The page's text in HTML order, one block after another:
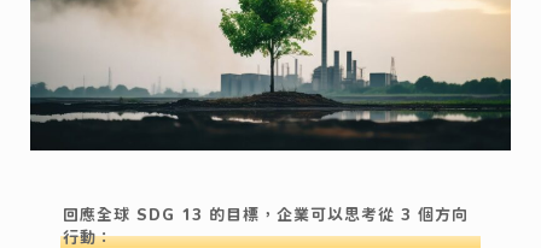
回應全球 SDG 13 的目標，企業可以思考從 3 個方向
行動：